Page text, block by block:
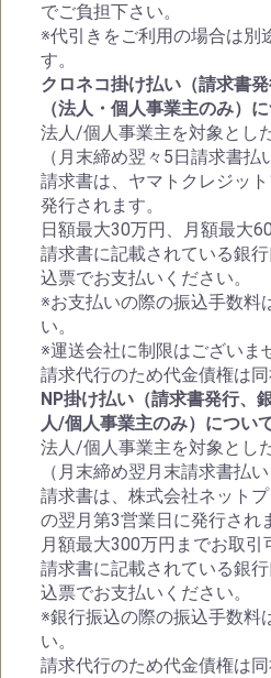
でご負担下さい。
※代引きをご利用の場合は別
す。
クロネコ掛け払い（請求書
（法人・個人事業主のみ）
法人/個人事業主を対象とし
（月末締め翌々5日請求書払
請求書は、ヤマトクレジッ
発行されます。
日額最大30万円、月額最大
請求書に記載されている銀
込票でお支払いください。
※お支払いの際の振込手数料
い。
※運送会社に制限はございま
請求代行のため代金債権は同
NP掛け払い（請求書発行、
人/個人事業主のみ）につい
法人/個人事業主を対象とし
（月末締め翌月末請求書払い
請求書は、株式会社ネット
の翌月第3営業日に発行され
月額最大300万円までお取引
請求書に記載されている銀
込票でお支払いください。
※銀行振込の際の振込手数料
い。
請求代行のため代金債権は同